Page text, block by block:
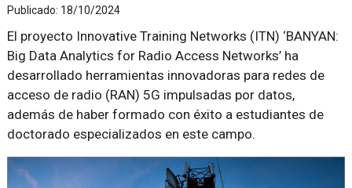
Publicado: 18/10/2024
El proyecto Innovative Training Networks (ITN) ‘BANYAN:
Big Data Analytics for Radio Access Networks’ ha
desarrollado herramientas innovadoras para redes de
acceso de radio (RAN) 5G impulsadas por datos,
además de haber formado con éxito a estudiantes de
doctorado especializados en este campo.